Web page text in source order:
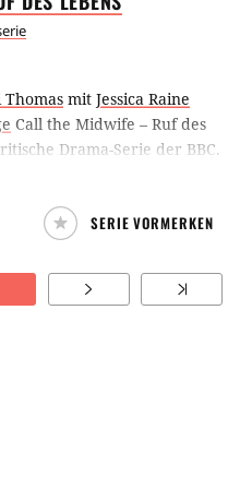
mit Jessica Raine
Call the Midwife – Ruf des
Drama-Serie der BBC.
der jungen Jenny Lee,
arbeiten will.SERIE VORMERKEN